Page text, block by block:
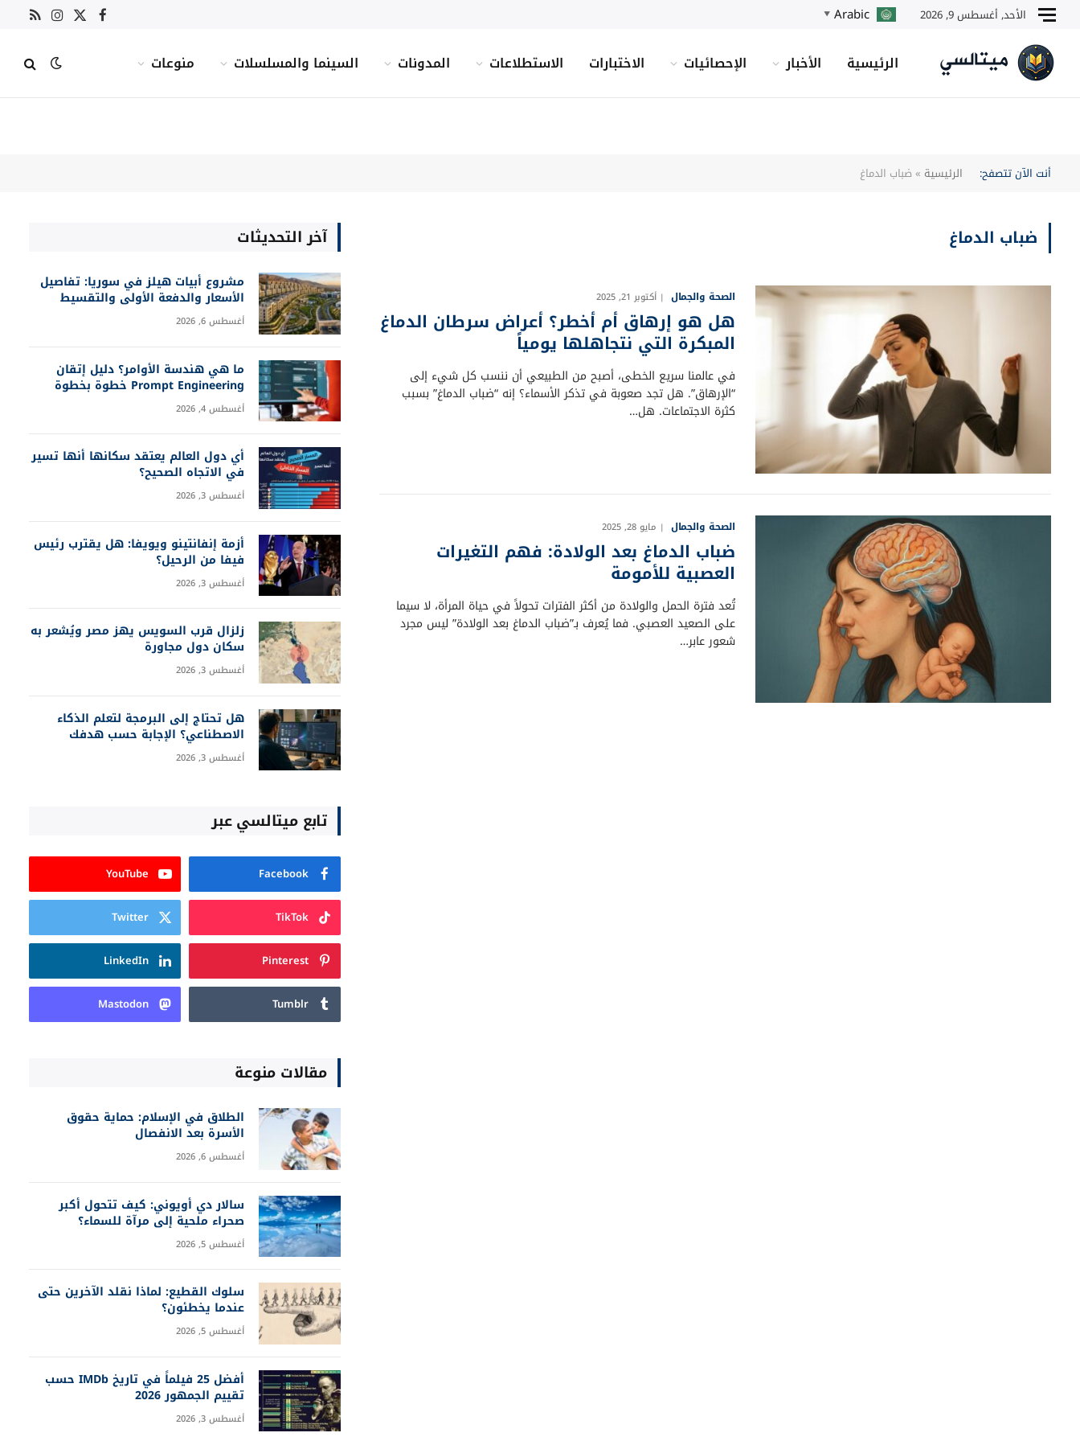
الأحد, أغسطس 9, 2026 Arabic
▼ فيسبوك
X الانستغرام
RSS
الرئيسية الأخبار الإحصائيات الاختبارات الاستطلاعات المدونات السينما والمسلسلات منوعات
أنت الآن تتصفح: الرئيسية » ضباب الدماغ
ضباب الدماغ
الصحة والجمال أكتوبر 21, 2025
هل هو إرهاق أم أخطر؟ أعراض سرطان الدماغ
المبكرة التي نتجاهلها يومياً
في عالمنا سريع الخطى، أصبح من الطبيعي أن ننسب كل شيء إلى
“الإرهاق”. هل تجد صعوبة في تذكر الأسماء؟ إنه “ضباب الدماغ” بسبب
كثرة الاجتماعات. هل…
الصحة والجمال مايو 28, 2025
ضباب الدماغ بعد الولادة: فهم التغيرات
العصبية للأمومة
تُعد فترة الحمل والولادة من أكثر الفترات تحولاً في حياة المرأة، لا سيما
على الصعيد العصبي. فما يُعرف بـ”ضباب الدماغ بعد الولادة” ليس مجرد
شعور عابر…
آخر التحديثات
مشروع أبيات هيلز في سوريا: تفاصيل
الأسعار والدفعة الأولى والتقسيط
أغسطس 6, 2026
ما هي هندسة الأوامر؟ دليل إتقان
Prompt Engineering خطوة بخطوة
أغسطس 4, 2026
أي دول العالم يعتقد سكانها أنها تسير
في الاتجاه الصحيح؟
أغسطس 3, 2026
أزمة إنفانتينو ويويفا: هل يقترب رئيس
فيفا من الرحيل؟
أغسطس 3, 2026
زلزال قرب السويس يهز مصر ويُشعر به
سكان دول مجاورة
أغسطس 3, 2026
هل تحتاج إلى البرمجة لتعلم الذكاء
الاصطناعي؟ الإجابة حسب هدفك
أغسطس 3, 2026
تابع ميتالسي عبر
Facebook
YouTube
TikTok
Twitter
Pinterest
LinkedIn
Tumblr
Mastodon
مقالات منوعة
الطلاق في الإسلام: حماية حقوق
الأسرة بعد الانفصال
أغسطس 6, 2026
سالار دي أويوني: كيف تتحول أكبر
صحراء ملحية إلى مرآة للسماء؟
أغسطس 5, 2026
سلوك القطيع: لماذا نقلد الآخرين حتى
عندما يخطئون؟
أغسطس 5, 2026
أفضل 25 فيلماً في تاريخ IMDb حسب
تقييم الجمهور 2026
أغسطس 3, 2026